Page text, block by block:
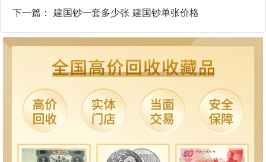
下一篇： 建国钞一套多少张 建国钞单张价格